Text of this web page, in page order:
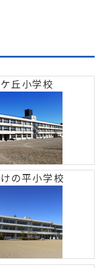
丘小学校
の平小学校